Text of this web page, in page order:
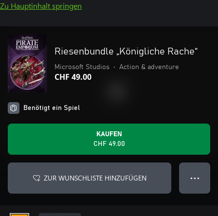
Zu Hauptinhalt springen
Riesenbundle „Königliche Rache“
Microsoft Studios • Action & adventure
CHF 49.00
Benötigt ein Spiel
KAUFEN
CHF 49.00
ZUR WUNSCHLISTE HINZUFÜGEN ● ● ●